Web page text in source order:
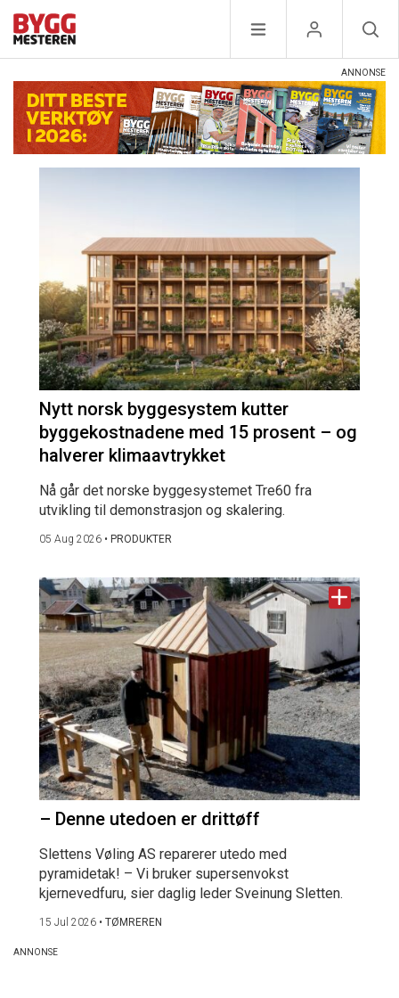
Nytt norsk byggesystem kutter
byggekostnadene med 15 prosent – og
halverer klimaavtrykket
Nå går det norske byggesystemet Tre60 fra
utvikling til demonstrasjon og skalering.
05 Aug 2026 • PRODUKTER
– Denne utedoen er drittøff
Slettens Vøling AS reparerer utedo med
pyramidetak! – Vi bruker supersenvokst
kjernevedfuru, sier daglig leder Sveinung Sletten.
15 Jul 2026 • TØMREREN